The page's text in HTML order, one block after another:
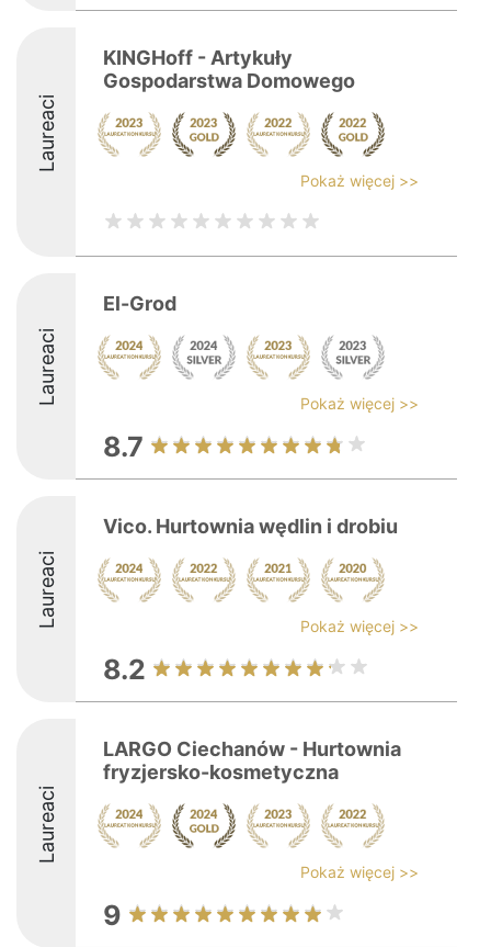
Laureaci
KINGHoff - Artykuły
Gospodarstwa Domowego
Pokaż więcej >>
Laureaci
El-Grod
Pokaż więcej >>
8.7
Laureaci
Vico. Hurtownia wędlin i drobiu
Pokaż więcej >>
8.2
Laureaci
LARGO Ciechanów - Hurtownia
fryzjersko-kosmetyczna
Pokaż więcej >>
9